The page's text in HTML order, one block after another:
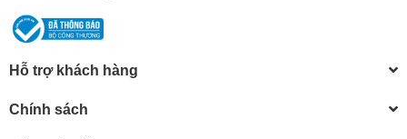
Hỗ trợ khách hàng
Chính sách